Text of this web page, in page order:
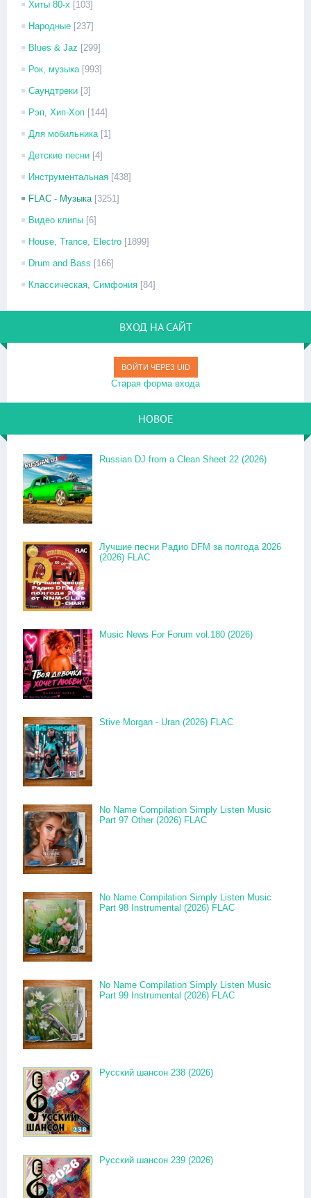
Хиты 80-х [103]
Народные [237]
Blues & Jaz [299]
Рок, музыка [993]
Саундтреки [3]
Рэп, Хип-Хоп [144]
Для мобильника [1]
Детские песни [4]
Инструментальная [438]
FLAC - Музыка [3251]
Видео клипы [6]
House, Trance, Electro [1899]
Drum and Bass [166]
Классическая, Симфония [84]
ВХОД НА САЙТ
ВОЙТИ ЧЕРЕЗ UID
Старая форма входа
НОВОЕ
Russian DJ from a Clean Sheet 22 (2026)
Лучшие песни Радио DFM за полгода 2026
(2026) FLAC
Music News For Forum vol.180 (2026)
Stive Morgan - Uran (2026) FLAC
No Name Compilation Simply Listen Music
Part 97 Other (2026) FLAC
No Name Compilation Simply Listen Music
Part 98 Instrumental (2026) FLAC
No Name Compilation Simply Listen Music
Part 99 Instrumental (2026) FLAC
Русский шансон 238 (2026)
Русский шансон 239 (2026)